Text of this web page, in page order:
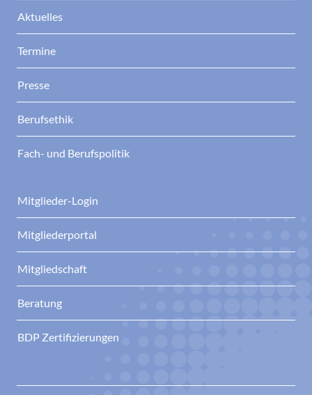
Aktuelles
Termine
Presse
Berufsethik
Fach- und Berufspolitik
Mitglieder-Login
Mitgliederportal
Mitgliedschaft
Beratung
BDP Zertifizierungen